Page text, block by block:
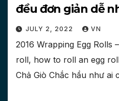
đều đơn giản dễ
JULY 2, 2022 VN
2016 Wrapping Egg Rolls
roll, how to roll an egg
Chả Giò Chắc hầu như ai